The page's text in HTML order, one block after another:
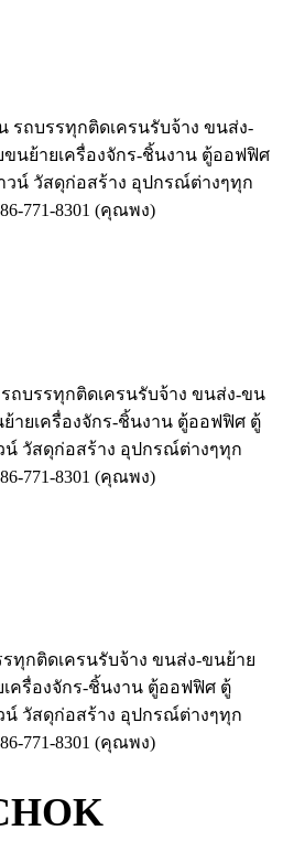
รถบรรทุกติดเครนรับจ้าง ขนส่ง-
นย้ายเครื่องจักร-ชิ้นงาน ตู้ออฟฟิศ
น์ วัสดุก่อสร้าง อุปกรณ์ต่างๆทุก
771-8301 (คุณพง)
รถบรรทุกติดเครนรับจ้าง ขนส่ง-ขน
ายเครื่องจักร-ชิ้นงาน ตู้ออฟฟิศ ตู้
วัสดุก่อสร้าง อุปกรณ์ต่างๆทุก
771-8301 (คุณพง)
รทุกติดเครนรับจ้าง ขนส่ง-ขนย้าย
ครื่องจักร-ชิ้นงาน ตู้ออฟฟิศ ตู้
วัสดุก่อสร้าง อุปกรณ์ต่างๆทุก
771-8301 (คุณพง)